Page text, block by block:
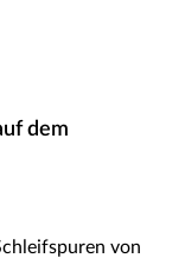
dem
von